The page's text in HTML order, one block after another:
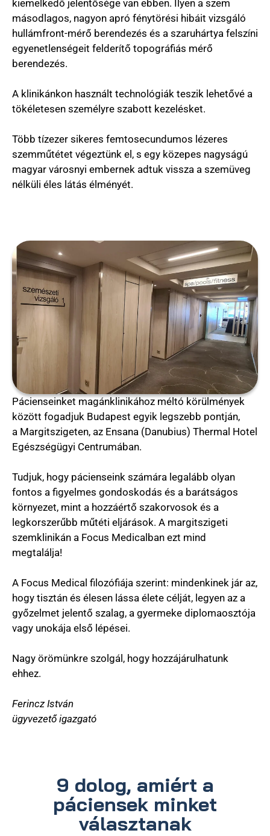
kiemelkedő jelentősége van ebben. Ilyen a szem
másodlagos, nagyon apró fénytörési hibáit vizsgáló
hullámfront-mérő berendezés és a szaruhártya felszíni
egyenetlenségeit felderítő topográfiás mérő
berendezés.
A klinikánkon használt technológiák teszik lehetővé a
tökéletesen személyre szabott kezelésket.
Több tízezer sikeres femtosecundumos lézeres
szemműtétet végeztünk el, s egy közepes nagyságú
magyar városnyi embernek adtuk vissza a szemüveg
nélküli éles látás élményét.
Pácienseinket magánklinikához méltó körülmények
között fogadjuk Budapest egyik legszebb pontján,
a Margitszigeten, az Ensana (Danubius) Thermal Hotel
Egészségügyi Centrumában.
Tudjuk, hogy pácienseink számára legalább olyan
fontos a figyelmes gondoskodás és a barátságos
környezet, mint a hozzáértő szakorvosok és a
legkorszerűbb műtéti eljárások. A margitszigeti
szemklinikán a Focus Medicalban ezt mind
megtalálja!
A Focus Medical filozófiája szerint: mindenkinek jár az,
hogy tisztán és élesen lássa élete célját, legyen az a
győzelmet jelentő szalag, a gyermeke diplomaosztója
vagy unokája első lépései.
Nagy örömünkre szolgál, hogy hozzájárulhatunk
ehhez.
Ferincz István
ügyvezető igazgató
9 dolog, amiért a
páciensek minket
választanak